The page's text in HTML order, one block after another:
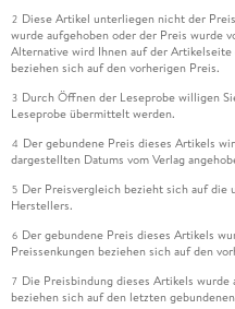
2 Diese Artikel unterliegen nicht der
wurde aufgehoben oder der Preis wurde
Alternative wird Ihnen auf der
beziehen sich auf den vorherigen Preis.
3 Durch Öffnen der Leseprobe willigen
Leseprobe übermittelt werden.
4 Der gebundene Preis dieses Artikels
dargestellten Datums vom Verlag
5 Der Preisvergleich bezieht sich auf die
Herstellers.
6 Der gebundene Preis dieses Artikels
Preissenkungen beziehen sich auf den
7 Die Preisbindung dieses Artikels wurde
beziehen sich auf den letzten